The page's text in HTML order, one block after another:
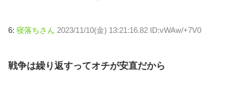
6: 寝落ちさん 2023/11/10(金) 13:21:16.82 ID:vWAw/+7V0
戦争は繰り返すってオチが安直だから